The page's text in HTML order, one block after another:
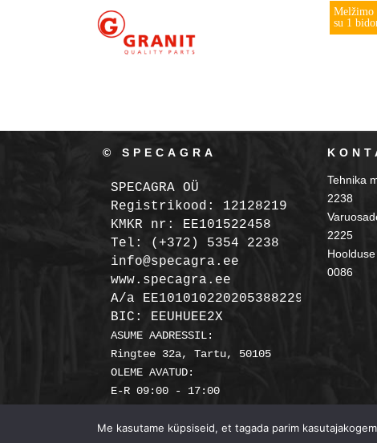
Melžimo
su 1
© SPECAGRA
SPECAGRA OÜ
Registrikood: 12128219
KMKR nr: EE101522458
Tel: (+372) 5354 2238
info@specagra.ee
A/a EE101010220205388229 SEB
BIC: EEUHUEE2X
ASUME AADRESSIL:
Ringtee 32a, Tartu, 50105
OLEME AVATUD:
E-R 09:00 - 17:00
Tehnika
2238
2225
0086
Me kasutame küpsiseid, et tagada parim